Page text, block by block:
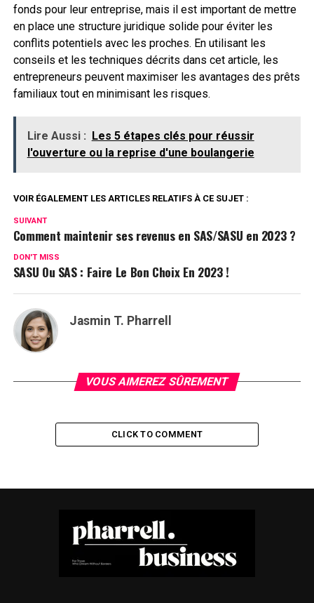
fonds pour leur entreprise, mais il est important de mettre
en place une structure juridique solide pour éviter les
conflits potentiels avec les proches. En utilisant les
conseils et les techniques décrits dans cet article, les
entrepreneurs peuvent maximiser les avantages des prêts
familiaux tout en minimisant les risques.
Lire Aussi : Les 5 étapes clés pour réussir
l'ouverture ou la reprise d'une boulangerie
VOIR ÉGALEMENT LES ARTICLES RELATIFS À CE SUJET :
SUIVANT
Comment maintenir ses revenus en SAS/SASU en 2023 ?
DON'T MISS
SASU Ou SAS : Faire Le Bon Choix En 2023 !
Jasmin T. Pharrell
VOUS AIMEREZ SÛREMENT
CLICK TO COMMENT